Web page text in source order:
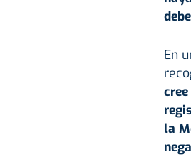
En
la